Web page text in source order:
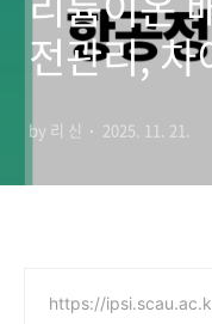
전관리,
by 리 신 2025. 11. 21.
https://